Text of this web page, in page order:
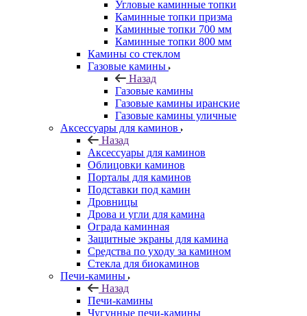
Угловые каминные топки
Каминные топки призма
Каминные топки 700 мм
Каминные топки 800 мм
Камины со стеклом
Газовые камины
Назад
Газовые камины
Газовые камины иранские
Газовые камины уличные
Аксессуары для каминов
Назад
Аксессуары для каминов
Облицовки каминов
Порталы для каминов
Подставки под камин
Дровницы
Дрова и угли для камина
Ограда каминная
Защитные экраны для камина
Средства по уходу за камином
Стекла для биокаминов
Печи-камины
Назад
Печи-камины
Чугунные печи-камины